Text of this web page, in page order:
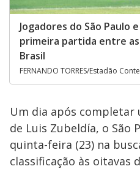
Jogadores do São Paulo
primeira partida entre
Brasil
FERNANDO TORRES/Estadão
Um dia após completar
de Luis Zubeldía, o São
quinta-feira (23) na
classificação às oitavas